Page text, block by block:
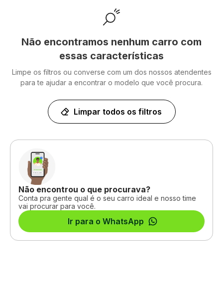
Não encontramos nenhum carro com
essas características
Limpe os filtros ou converse com um dos nossos atendentes
para te ajudar a encontrar o modelo que você procura.
Limpar todos os filtros
Não encontrou o que procurava?
Conta pra gente qual é o seu carro ideal e nosso time
vai procurar para você.
Ir para o WhatsApp